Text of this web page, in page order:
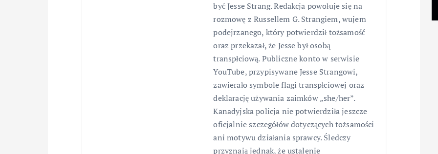
być Jesse Strang. Redakcja powołuje się na
rozmowę z Russellem G. Strangiem, wujem
podejrzanego, który potwierdził tożsamość
oraz przekazał, że Jesse był osobą
transpłciową. Publiczne konto w serwisie
YouTube, przypisywane Jesse Strangowi,
zawierało symbole flagi transpłciowej oraz
deklarację używania zaimków „she/her”.
Kanadyjska policja nie potwierdziła jeszcze
oficjalnie szczegółów dotyczących tożsamości
ani motywu działania sprawcy. Śledczy
przyznają jednak, że ustalenie